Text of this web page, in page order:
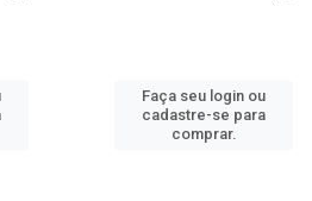
Faça seu login ou
cadastre-se para
comprar.